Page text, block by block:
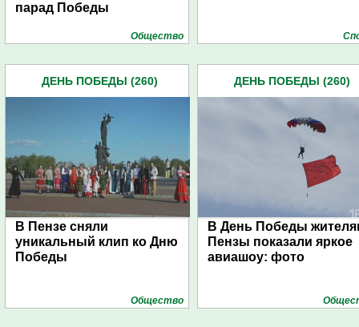
парад Победы
Общество
ДЕНЬ ПОБЕДЫ (260)
В Пензе сняли
уникальный клип ко Дню
Победы
Общество
ДЕНЬ ПОБЕДЫ (260)
В День Победы
Пензы показали яркое
авиашоу: фото